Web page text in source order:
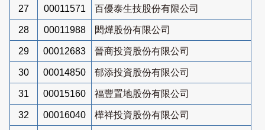
27 00011571 百優泰生技股份有限公司
28 00011988 閎燁股份有限公司
29 00012683 晉商投資股份有限公司
30 00014850 郁添投資股份有限公司
31 00015160 福豐置地股份有限公司
32 00016040 樺祥投資股份有限公司